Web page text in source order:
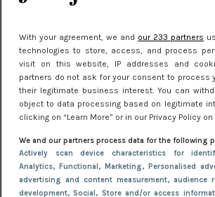
With your agreement, we and our 233 partners
technologies to store, access, and process
visit on this website, IP addresses and
partners do not ask for your consent to process
their legitimate business interest. You can
object to data processing based on legitimate
clicking on “Learn More” or in our Privacy Policy
We and our partners process data for the following
Actively scan device characteristics for
Analytics, Functional, Marketing, Personalised
advertising and content measurement, audience
development, Social, Store and/or access
Ben jij liever een
nog vrouwen die veel zwart dragen
waanzinnige zelfbeheersing en doen
discretie. Daarnaast is zwart ook de
modekleur ooit! Behalve discreet ben
misterieus, wat heel goed in je
zo blijven mensen nieuwsgierig naar je.
Aan de andere kant kan dat